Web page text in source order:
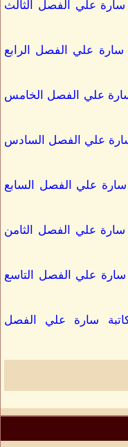
سارة علي الفصل الثالث
سارة علي الفصل الرابع
سارة علي الفصل الخامس
سارة علي الفصل السادس
سارة علي الفصل السابع
سارة علي الفصل الثامن
سارة علي الفصل التاسع
سارة علي الفصل